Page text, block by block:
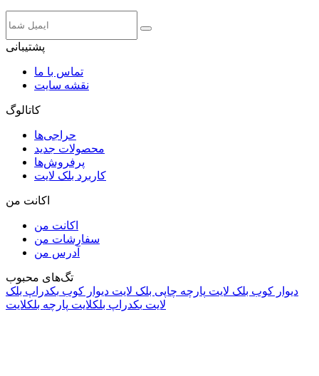
پشتیبانی
تماس با ما
نقشه سایت
کاتالوگ
حراجی‌ها
محصولات جدید
پرفروش‌ها
کاربرد بلک لایت
اکانت من
اکانت من
سفارشات من
آدرس من
تگ‌های محبوب
دیوار کوب بلک لایت پارچه چاپی بلک لایت دیوار کوب بکدراپ بلک
لایت بکدراپ بلکلایت پارچه بلکلایت